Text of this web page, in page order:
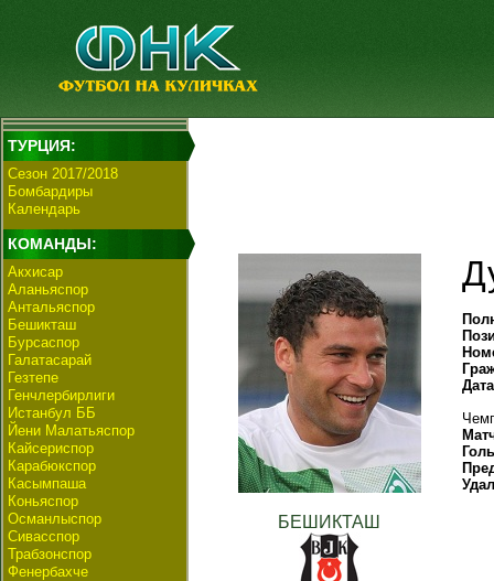
ТУРЦИЯ:
Сезон 2017/2018
Бомбардиры
Календарь
КОМАНДЫ:
Акхисар
Аланьяспор
Антальяспор
Бешикташ
Бурсаспор
Галатасарай
Гезтепе
Генчлербирлиги
Истанбул ББ
Йени Малатьяспор
Кайсериспор
Карабюкспор
Касымпаша
Коньяспор
Османлыспор
Сивасспор
Трабзонспор
Фенербахче
БЕШИКТАШ